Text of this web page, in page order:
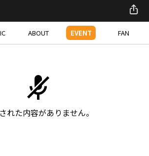
ABOUT EVENT FAN
れた内容がありません。